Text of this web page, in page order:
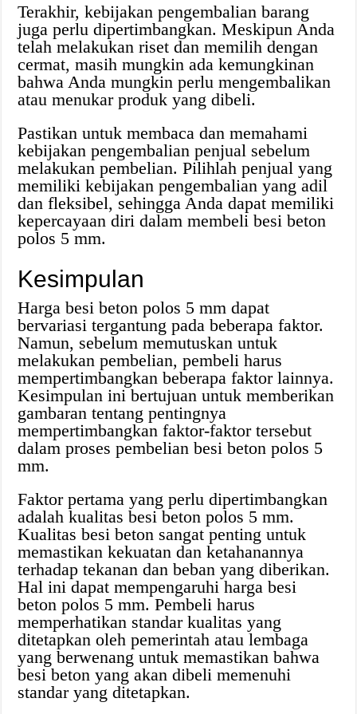
Terakhir, kebijakan pengembalian barang
juga perlu dipertimbangkan. Meskipun Anda
telah melakukan riset dan memilih dengan
cermat, masih mungkin ada kemungkinan
bahwa Anda mungkin perlu mengembalikan
atau menukar produk yang dibeli.
Pastikan untuk membaca dan memahami
kebijakan pengembalian penjual sebelum
melakukan pembelian. Pilihlah penjual yang
memiliki kebijakan pengembalian yang adil
dan fleksibel, sehingga Anda dapat memiliki
kepercayaan diri dalam membeli besi beton
polos 5 mm.
Kesimpulan
Harga besi beton polos 5 mm dapat
bervariasi tergantung pada beberapa faktor.
Namun, sebelum memutuskan untuk
melakukan pembelian, pembeli harus
mempertimbangkan beberapa faktor lainnya.
Kesimpulan ini bertujuan untuk memberikan
gambaran tentang pentingnya
mempertimbangkan faktor-faktor tersebut
dalam proses pembelian besi beton polos 5
mm.
Faktor pertama yang perlu dipertimbangkan
adalah kualitas besi beton polos 5 mm.
Kualitas besi beton sangat penting untuk
memastikan kekuatan dan ketahanannya
terhadap tekanan dan beban yang diberikan.
Hal ini dapat mempengaruhi harga besi
beton polos 5 mm. Pembeli harus
memperhatikan standar kualitas yang
ditetapkan oleh pemerintah atau lembaga
yang berwenang untuk memastikan bahwa
besi beton yang akan dibeli memenuhi
standar yang ditetapkan.